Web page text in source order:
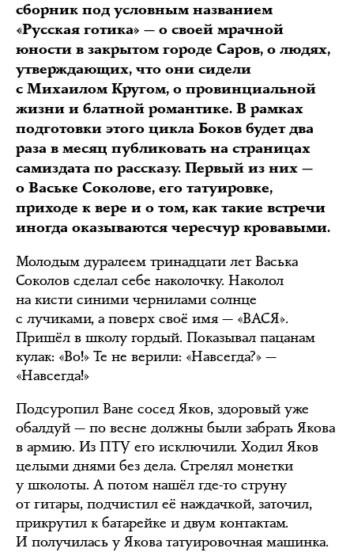
сборник под условным названием
«Русская готика» — о своей мрачной
юности в закрытом городе Саров, о людях,
утверждающих, что они сидели
с Михаилом Кругом, о провинциальной
жизни и блатной романтике. В рамках
подготовки этого цикла Боков будет два
раза в месяц публиковать на страницах
самиздата по рассказу. Первый из них —
о Ваське Соколове, его татуировке,
приходе к вере и о том, как такие встречи
иногда оказываются чересчур кровавыми.
Молодым дуралеем тринадцати лет Васька
Соколов сделал себе наколочку. Наколол
на кисти синими чернилами солнце
с лучиками, а поверх своё имя — «ВАСЯ».
Пришёл в школу гордый. Показывал пацанам
кулак: «Во!» Те не верили: «Навсегда?» —
«Навсегда!»
Подсуропил Ване сосед Яков, здоровый уже
обалдуй — по весне должны были забрать Якова
в армию. Из ПТУ его исключили. Ходил Яков
целыми днями без дела. Стрелял монетки
у школоты. А потом нашёл где-то струну
от гитары, подчистил её наждачкой, заточил,
прикрутил к батарейке и двум контактам.
И получилась у Якова татуировочная машинка.